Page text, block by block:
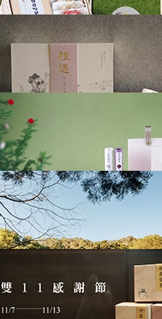
祈願香—開運福香組 ▌好
新春開運．必備福香—限時發
常樂 ▌來自日常的快樂
舒福茶食禮盒
禮遇 ▌點燃從前慢時光
禾青香堂 X 陳彫刻處—聯名頂級沉
感念之心 ▌聖誕香氛禮
以自然界中的神聖能量，充滿溫暖